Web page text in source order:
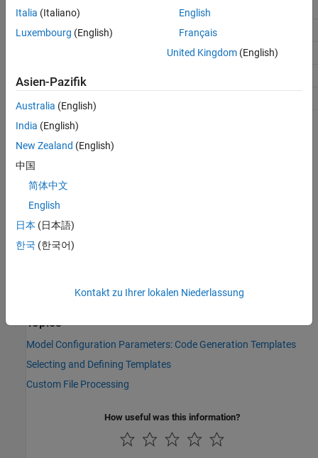
Application
Setting
Debugging
No impact
No impact
Efficiency
Programmatic Use
Parameter:
Value: valid CGT file
Default:
Version History
See Also
Topics
Model Configuration Parameters: Code Generation Templates
Selecting and Defining Templates
Custom File Processing
How useful was this information?
Italia (Italiano)
Luxembourg (English)
English
Français
United Kingdom(English)
Asien-Pazifik
Australia (English)
India (English)
New Zealand (English)
中国
简体中文
English
日本 (日本語)
한국 (한국어)
Kontakt zu Ihrer lokalen Niederlassung